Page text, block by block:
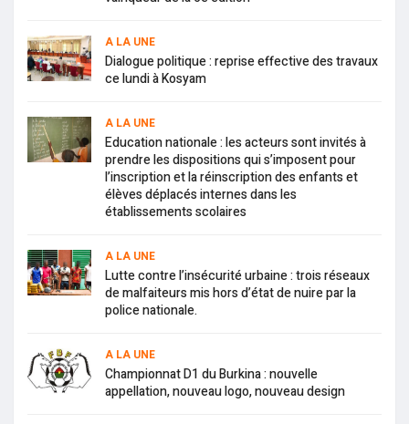
A LA UNE
Dialogue politique : reprise effective des travaux
ce lundi à Kosyam
A LA UNE
Education nationale : les acteurs sont invités à
prendre les dispositions qui s’imposent pour
l’inscription et la réinscription des enfants et
élèves déplacés internes dans les
établissements scolaires
A LA UNE
Lutte contre l’insécurité urbaine : trois réseaux
de malfaiteurs mis hors d’état de nuire par la
police nationale.
A LA UNE
Championnat D1 du Burkina : nouvelle
appellation, nouveau logo, nouveau design